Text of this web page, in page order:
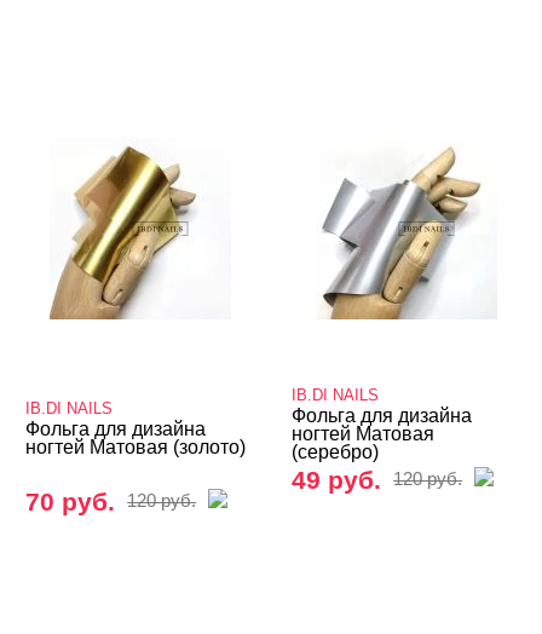
Декор "Радужная крошка", мармелад, крумбсы
Декор для роскошного дизайна ногтей
Кабашоны для выкраски
Камифубуки NEW
Кашемир
Клей (гель) для фольги, страз, слайдеров
Колечки на пальцы ног
IB.DI NAILS
Фольга для дизайна
ногтей Матовая (золото)
70 руб. 120 руб.
IB.DI NAILS
Фольга для дизайна
ногтей Матовая
(серебро)
49 руб. 120 руб.